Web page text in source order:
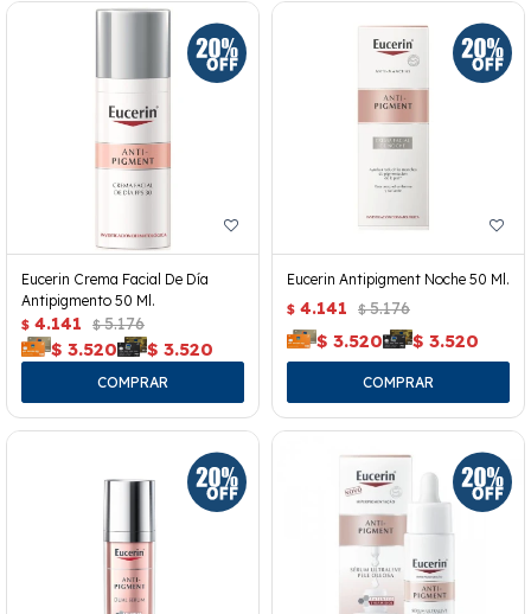
Eucerin Crema Facial De Día
Antipigmento 50 Ml.
$ 4.141 $ 5.176
$ 3.520 $ 3.520
Eucerin Antipigment Noche 50 Ml.
$ 4.141 $ 5.176
$ 3.520 $ 3.520